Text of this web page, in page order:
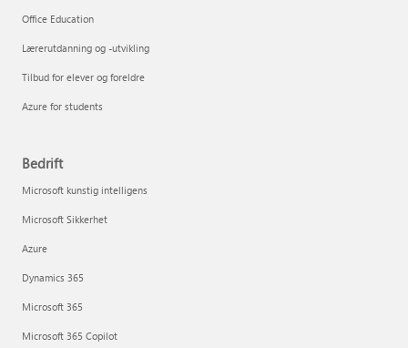
Office Education
Lærerutdanning og -utvikling
Tilbud for elever og foreldre
Azure for students
Bedrift
Microsoft kunstig intelligens
Microsoft Sikkerhet
Azure
Dynamics 365
Microsoft 365
Microsoft 365 Copilot